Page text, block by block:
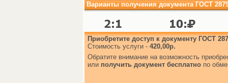
Варианты получения документа ГОСТ
Приобретите доступ к документу ГОСТ
Стоимость услуги - 420,00р.
Обратите внимание на возможность
или получить документ бесплатно по